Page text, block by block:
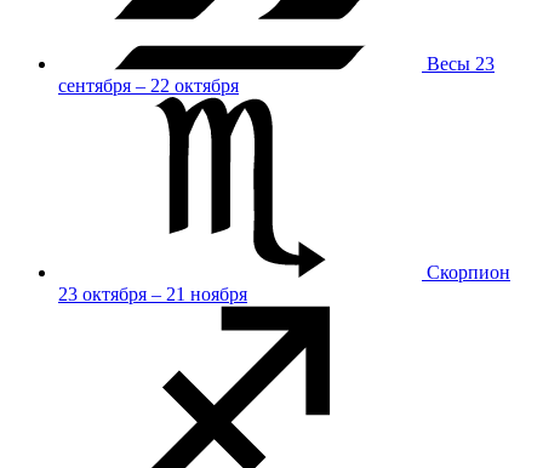
Весы 23
сентября – 22 октября
Скорпион
23 октября – 21 ноября